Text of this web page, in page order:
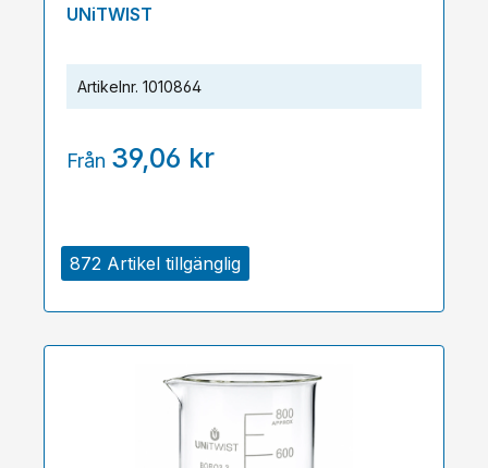
872 Artikel tillgänglig
UNiTWIST
Artikelnr. 1010864
Från 39,06 kr